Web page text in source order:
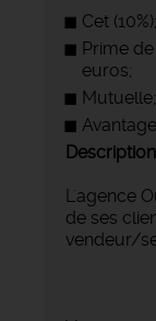
Cet (10%);
Prime
euros;
Mutuelle;
L'agence
de ses
vendeur/